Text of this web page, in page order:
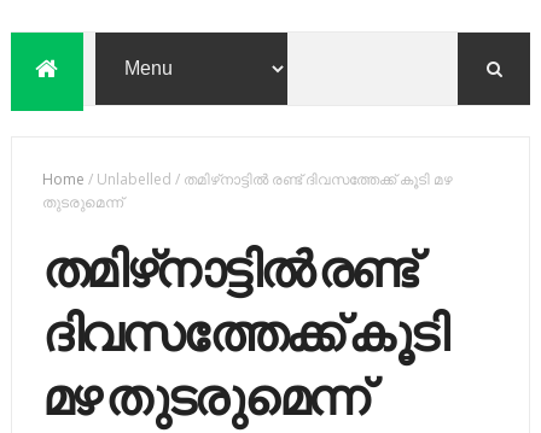
Feed
Home /Unlabelled / തമിഴ്​നാട്ടില്‍ രണ്ട്​ ദിവസത്തേക്ക്​ കൂടി മഴ
തുടരുമെന്ന്​
തമിഴ്​നാട്ടില്‍ രണ്ട്​
ദിവസത്തേക്ക്​ കൂടി
മഴ തുടരുമെന്ന്​